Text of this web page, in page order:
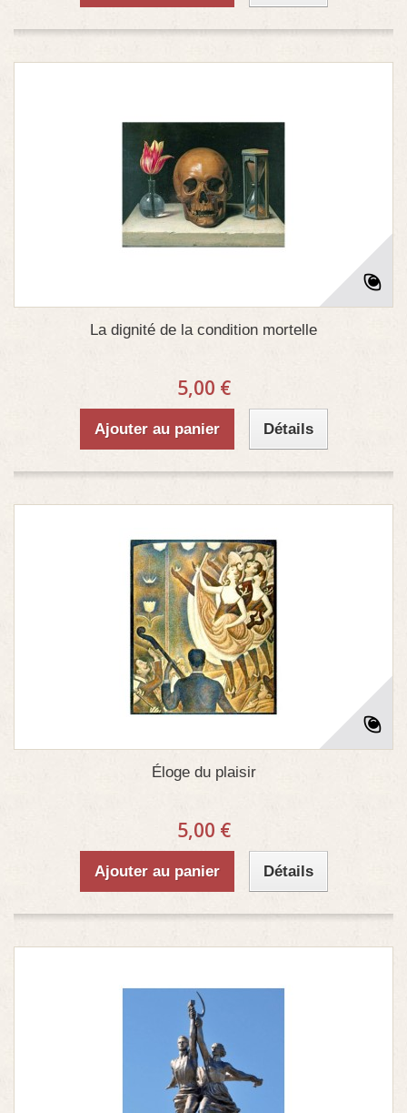
La dignité de la condition mortelle
5,00 €
Ajouter au panier Détails
Éloge du plaisir
5,00 €
Ajouter au panier Détails